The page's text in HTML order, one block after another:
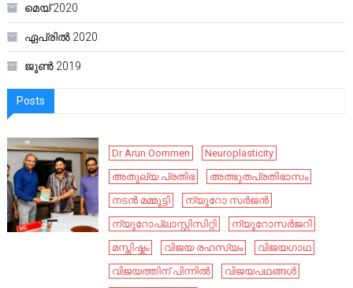
മെയ്‌ 2020
ഏപ്രിൽ 2020
ജൂൺ 2019
Posts
Dr Arun Oommen
Neuroplasticity
അതുല്യ പ്രതിഭ
അത്ഭുതപ്രതിഭാസം
നടൻ മമ്മൂട്ടി
ന്യൂറോ സർജൻ
ന്യൂറോപ്ലാസ്റ്റിസിറ്റി
ന്യൂറോസർജറി
മസ്തിഷ്കം
വിജയ രഹസ്യം
വിജയഗാഥ
വിജയത്തിന് പിന്നിൽ
വിജയപഥങ്ങൾ